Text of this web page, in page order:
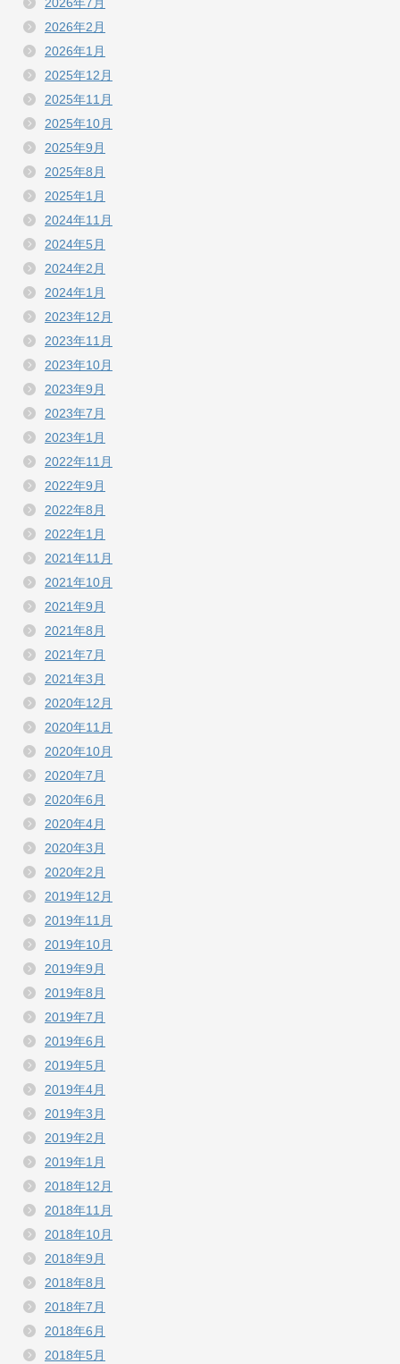
2026年7月
2026年2月
2026年1月
2025年12月
2025年11月
2025年10月
2025年9月
2025年8月
2025年1月
2024年11月
2024年5月
2024年2月
2024年1月
2023年12月
2023年11月
2023年10月
2023年9月
2023年7月
2023年1月
2022年11月
2022年9月
2022年8月
2022年1月
2021年11月
2021年10月
2021年9月
2021年8月
2021年7月
2021年3月
2020年12月
2020年11月
2020年10月
2020年7月
2020年6月
2020年4月
2020年3月
2020年2月
2019年12月
2019年11月
2019年10月
2019年9月
2019年8月
2019年7月
2019年6月
2019年5月
2019年4月
2019年3月
2019年2月
2019年1月
2018年12月
2018年11月
2018年10月
2018年9月
2018年8月
2018年7月
2018年6月
2018年5月